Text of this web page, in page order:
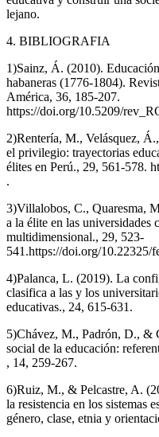
lejano.
4. BIBLIOGRAFIA
1)Sainz, Á. (2010).
habaneras (1776-1804).
América, 36, 185-207.
https://doi.org/10.5209/
2)Rentería, M., Velásquez,
el privilegio: trayectorias
élites en Perú., 29, 561-578.
.
3)Villalobos, C., Quaresma,
a la élite en las universidades
multidimensional., 29, 523-
541.https://doi.org/10.22325/
4)Palanca, L. (2019). La
clasifica a las y los
educativas., 24, 615-631.
5)Chávez, M., Padrón, D., &
social de la educación:
, 14, 259-267.
6)Ruiz, M., & Pelcastre, A.
la resistencia en los sistemas
género, clase, etnia y